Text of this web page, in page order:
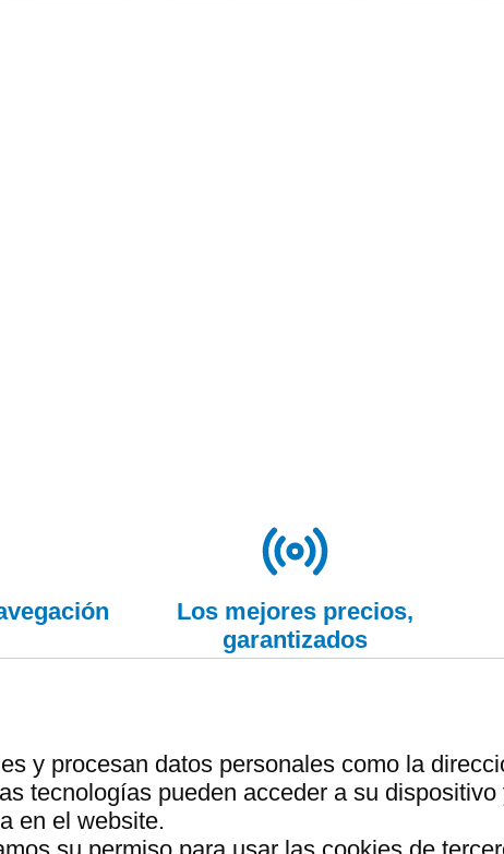
Los mejores precios,
garantizados
energia de fuentes
que el resto de las webs de
y procesan datos personales como la
tecnologías pueden acceder a su
en el website.